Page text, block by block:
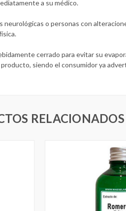
a su médico.
o personas con
cerrado para evitar su
siendo el consumidor ya
RELACIONADOS